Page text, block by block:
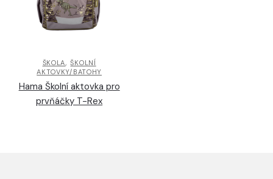
ŠKOLA,ŠKOLNÍ
AKTOVKY/BATOHY
Hama Školní aktovka pro
prvňáčky T-Rex